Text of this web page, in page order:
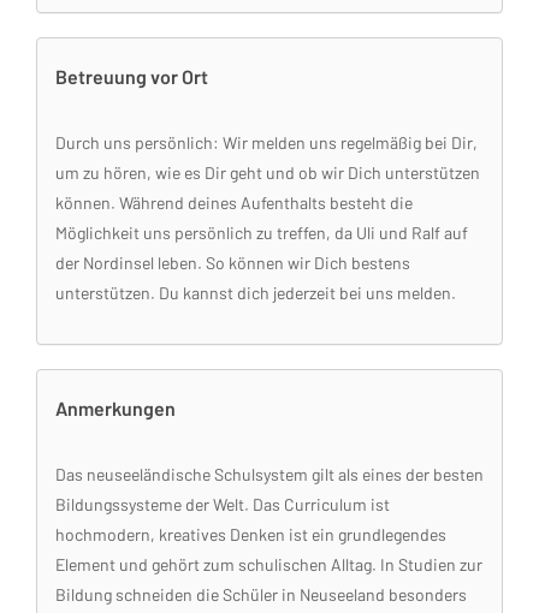
Betreuung vor Ort
Durch uns persönlich: Wir melden uns regelmäßig bei Dir,
um zu hören, wie es Dir geht und ob wir Dich unterstützen
können. Während deines Aufenthalts besteht die
Möglichkeit uns persönlich zu treffen, da Uli und Ralf auf
der Nordinsel leben. So können wir Dich bestens
unterstützen. Du kannst dich jederzeit bei uns melden.
Anmerkungen
Das neuseeländische Schulsystem gilt als eines der besten
Bildungssysteme der Welt. Das Curriculum ist
hochmodern, kreatives Denken ist ein grundlegendes
Element und gehört zum schulischen Alltag. In Studien zur
Bildung schneiden die Schüler in Neuseeland besonders